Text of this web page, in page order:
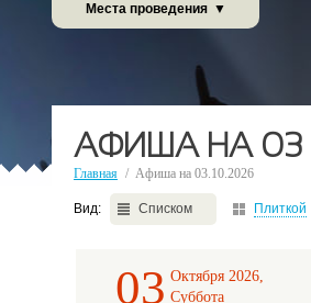
Места проведения ▼
АФИША НА 03
Главная / Афиша на 03.10.2026
Вид: Списком Плиткой
03 Октября 2026,
Суббота